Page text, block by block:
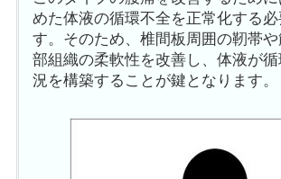
めた体液の循環不全を正常化する必
す。そのため、椎間板周囲の靭帯
部組織の柔軟性を改善し、体液が
況を構築することが鍵となります。